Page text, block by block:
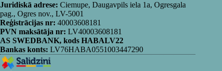
Juridiskā adrese: Ciemupe, Daugavpils iela 1a, Ogresgala
pag., Ogres nov., LV-5001
Reģistrācijas nr: 40003608181
PVN maksātāja nr: LV40003608181
AS SWEDBANK, kods HABALV22
Bankas konts: LV76HABA0551003447290